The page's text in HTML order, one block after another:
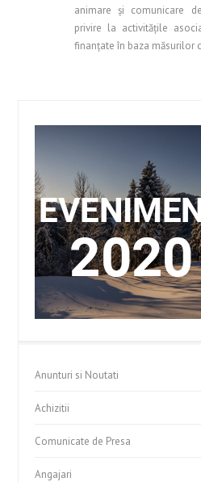
animare şi comunicare
privire la activităţile
finanţate în baza măsurilor
Anunturi si Noutati
Achizitii
Comunicate de Presa
Angajari